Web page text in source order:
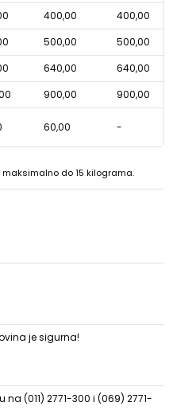
400,00
400,00
500,00
500,00
640,00
640,00
900,00
900,00
60,00 -
do 15 kilograma.
je sigurna!
(011) 2771-300 i (069) 2771-